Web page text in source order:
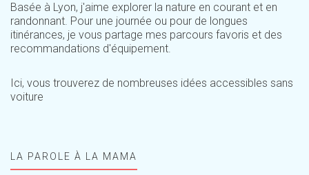
Basée à Lyon, j'aime explorer la nature en courant et en
randonnant. Pour une journée ou pour de longues
itinérances, je vous partage mes parcours favoris et des
recommandations d'équipement.
Ici, vous trouverez de nombreuses idées accessibles sans
voiture
LA PAROLE À LA MAMA